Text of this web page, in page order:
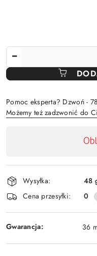
Pomoc eksperta? Dzwoń -
Możemy też zadzwonić do
płatność
i
dostawa
Wysyłka:
48
Cena przesyłki:
0
Gwarancja: 36